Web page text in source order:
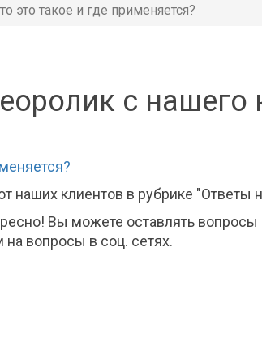
это такое и где применяется?
с нашего
клиентов в рубрике "Ответы
Вы можете оставлять
на вопросы в соц. сетях.